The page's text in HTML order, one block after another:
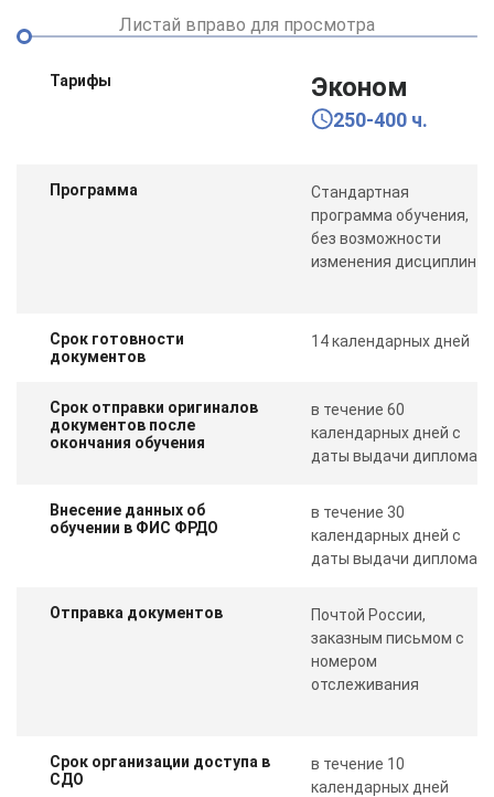
Листай вправо для просмотра
Тарифы Эконом
250-400 ч.
Программа
Стандартная
программа обучения,
без возможности
изменения дисциплин
Срок готовности
документов
14 календарных дней
Срок отправки оригиналов
документов после
окончания обучения
в течение 60
календарных дней с
даты выдачи диплома
Внесение данных об
обучении в ФИС ФРДО
в течение 30
календарных дней с
даты выдачи диплома
Отправка документов
Почтой России,
заказным письмом с
номером
отслеживания
Срок организации доступа в
СДО
в течение 10
календарных дней